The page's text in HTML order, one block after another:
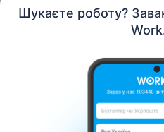
Шукаєте роботу?
Контакти Про